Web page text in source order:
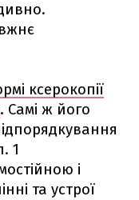
ксерокопії
. Самі ж його
1
і
та устрої